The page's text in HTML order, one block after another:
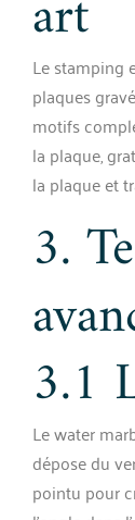
art
Le stamping
plaques
motifs
la plaque,
la plaque et
3.
3.1
Le water
dépose du
pointu pour